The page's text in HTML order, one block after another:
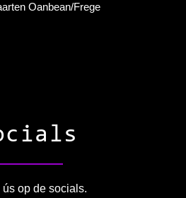
Oanbean/Frege
ús op de socials.